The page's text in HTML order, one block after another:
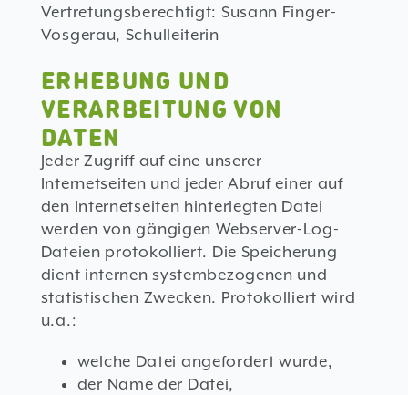
Vertretungsberechtigt: Susann Finger-
Vosgerau, Schulleiterin
ERHEBUNG UND
VERARBEITUNG VON
DATEN
Jeder Zugriff auf eine unserer
Internetseiten und jeder Abruf einer auf
den Internetseiten hinterlegten Datei
werden von gängigen Webserver-Log-
Dateien protokolliert. Die Speicherung
dient internen systembezogenen und
statistischen Zwecken. Protokolliert wird
u.a.:
welche Datei angefordert wurde,
der Name der Datei,